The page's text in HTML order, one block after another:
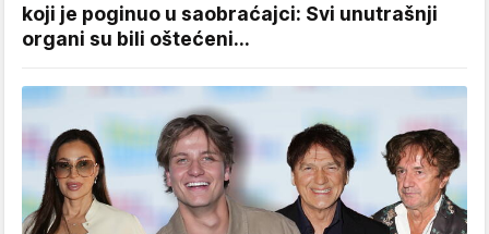
koji je poginuo u saobraćajci: Svi unutrašnji
organi su bili oštećeni...